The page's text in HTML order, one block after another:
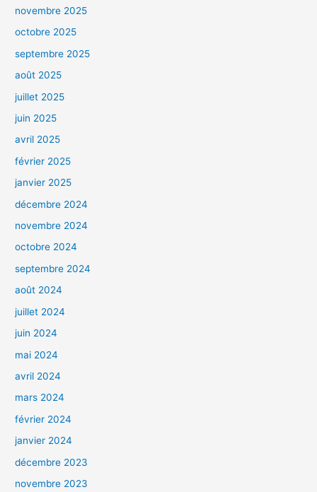
novembre 2025
octobre 2025
septembre 2025
août 2025
juillet 2025
juin 2025
avril 2025
février 2025
janvier 2025
décembre 2024
novembre 2024
octobre 2024
septembre 2024
août 2024
juillet 2024
juin 2024
mai 2024
avril 2024
mars 2024
février 2024
janvier 2024
décembre 2023
novembre 2023